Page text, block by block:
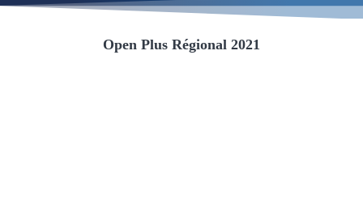
Open Plus Régional 2021